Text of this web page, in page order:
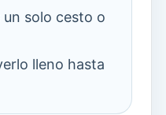
un solo cesto o
lleno hasta